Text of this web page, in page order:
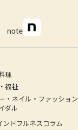
note
理
福祉
・ネイル・ファッション
ダル
ンドフルネスコラム